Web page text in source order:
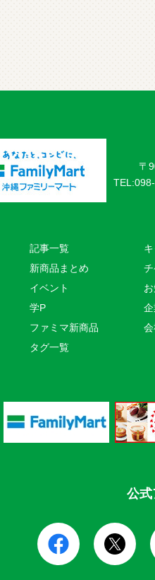
〒
記事一覧
新商品まとめ
イベント
学P
ファミマ新商品
タグ一覧
公式